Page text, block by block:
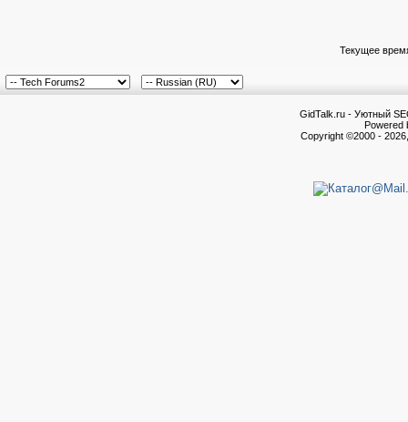
Текущее
GidTalk.ru - Уютный
Powered
Copyright ©2000 -